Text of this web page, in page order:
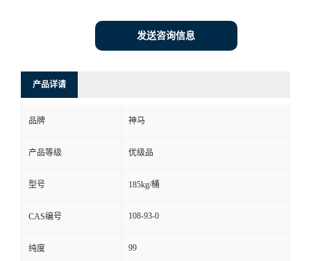
发送咨询信息
产品详请
品牌 神马
产品等级 优级品
型号 185kg/桶
CAS编号 108-93-0
纯度 99